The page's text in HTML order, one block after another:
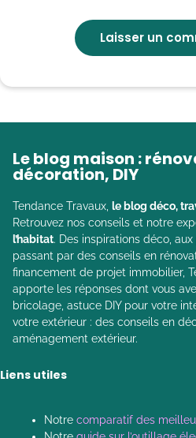
Le blog maison :
décoration, DIY
Tendance Travaux, le blog déco,
Retrouvez nos conseils et notre
l’habitat. Des inspirations déco,
passant par des conseils en
financement de projet immobilier,
apporte les réponses dont vous
bricolage, astuce DIY pour votre
votre extérieur : des conseils en
aménagement extérieur.
Liens utiles
Notre comparatif des